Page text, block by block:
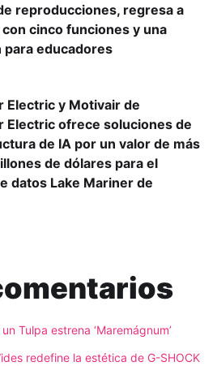
reproducciones, regresa a
cinco funciones y una
para educadores
Electric y Motivair de
Electric ofrece soluciones de
de IA por un valor de más
de dólares para el
datos Lake Mariner de
Tulpa estrena ‘Maremágnum’
redefine la estética de G-SHOCK